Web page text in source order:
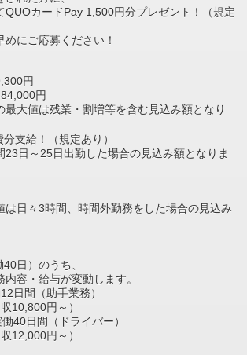
QUOカードPay 1,500円分プレゼント！（規定
にご応募ください！
円
円
大値は残業・割増等を含む見込み額となり
支給！（規定あり）
日～25日出勤した場合の見込み額となりま
日々3時間、時間外勤務をした場合の見込み
日）のうち、
容・給与が変動します。
日間（助手業務）
10,800円～）
40日間（ドライバー）
12,000円～）